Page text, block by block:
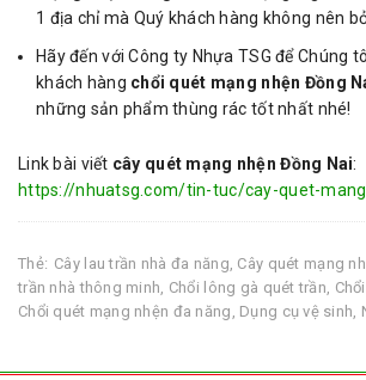
1 địa chỉ mà Quý khách hàng không nên
Hãy đến với Công ty Nhựa TSG để Chúng
khách hàng chổi quét mạng nhện Đồng
những sản phẩm thùng rác tốt nhất nhé!
Link bài viết cây quét mạng nhện Đồng Nai:
https://nhuatsg.com/tin-tuc/cay-quet-
Thẻ: Cây lau trần nhà đa năng, Cây quét mạng
trần nhà thông minh, Chổi lông gà quét trần,
Chổi quét mạng nhện đa năng , Dụng cụ vệ sinh,